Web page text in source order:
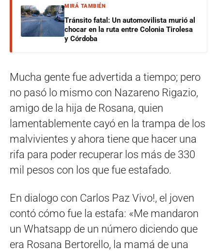
MIRÁ TAMBIÉN
Tránsito fatal: Un automovilista murió al
chocar en la ruta entre Colonia Tirolesa
y Córdoba
Mucha gente fue advertida a tiempo; pero
no pasó lo mismo con Nazareno Rigazio,
amigo de la hija de Rosana, quien
lamentablemente cayó en la trampa de los
malvivientes y ahora tiene que hacer una
rifa para poder recuperar los más de 330
mil pesos con los que fue estafado.
En dialogo con Carlos Paz Vivo!, el joven
contó cómo fue la estafa: «Me mandaron
un Whatsapp de un número diciendo que
era Rosana Bertorello, la mamá de una